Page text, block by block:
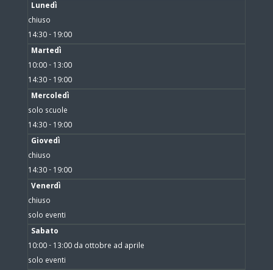
Lunedì
chiuso
14:30 - 19:00
Martedì
10:00 - 13:00
14:30 - 19:00
Mercoledì
solo scuole
14:30 - 19:00
Giovedì
chiuso
14:30 - 19:00
Venerdì
chiuso
solo eventi
Sabato
10:00 - 13:00 da ottobre ad aprile
solo eventi